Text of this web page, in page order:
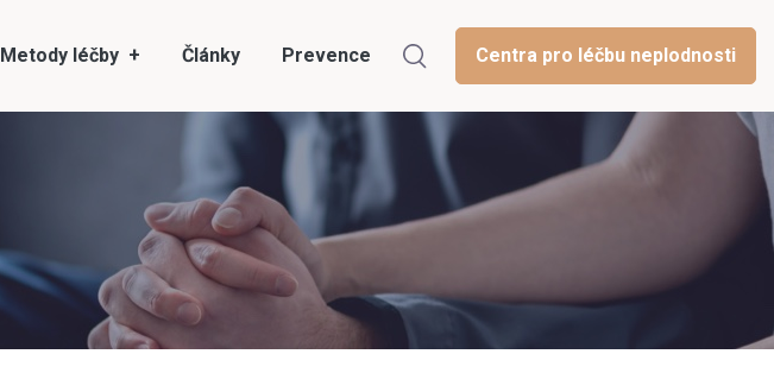
Metody léčby Články Prevence Centra pro léčbu neplodnosti